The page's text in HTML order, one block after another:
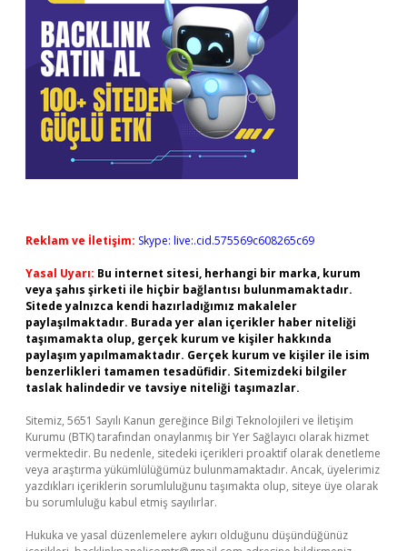
Reklam ve İletişim: Skype: live:.cid.575569c608265c69
Yasal Uyarı: Bu internet sitesi, herhangi bir marka, kurum
veya şahıs şirketi ile hiçbir bağlantısı bulunmamaktadır.
Sitede yalnızca kendi hazırladığımız makaleler
paylaşılmaktadır. Burada yer alan içerikler haber niteliği
taşımamakta olup, gerçek kurum ve kişiler hakkında
paylaşım yapılmamaktadır. Gerçek kurum ve kişiler ile isim
benzerlikleri tamamen tesadüfidir. Sitemizdeki bilgiler
taslak halindedir ve tavsiye niteliği taşımazlar.
Sitemiz, 5651 Sayılı Kanun gereğince Bilgi Teknolojileri ve İletişim
Kurumu (BTK) tarafından onaylanmış bir Yer Sağlayıcı olarak hizmet
vermektedir. Bu nedenle, sitedeki içerikleri proaktif olarak denetleme
veya araştırma yükümlülüğümüz bulunmamaktadır. Ancak, üyelerimiz
yazdıkları içeriklerin sorumluluğunu taşımakta olup, siteye üye olarak
bu sorumluluğu kabul etmiş sayılırlar.
Hukuka ve yasal düzenlemelere aykırı olduğunu düşündüğünüz